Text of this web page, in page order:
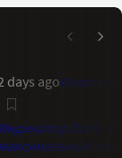
days ago
Индикатор Bank of